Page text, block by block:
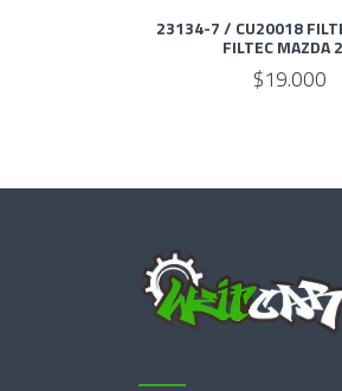
23134-7 / CU20018
FILTEC MAZDA
$19.000